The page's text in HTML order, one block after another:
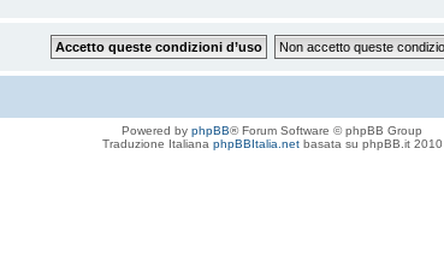
Powered by phpBB® Forum Software © phpBB Group
Traduzione Italiana phpBBItalia.netbasata su phpBB.it 2010